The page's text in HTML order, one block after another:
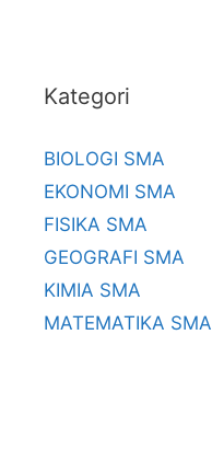
Kategori
BIOLOGI SMA
EKONOMI SMA
FISIKA SMA
GEOGRAFI SMA
KIMIA SMA
MATEMATIKA SMA